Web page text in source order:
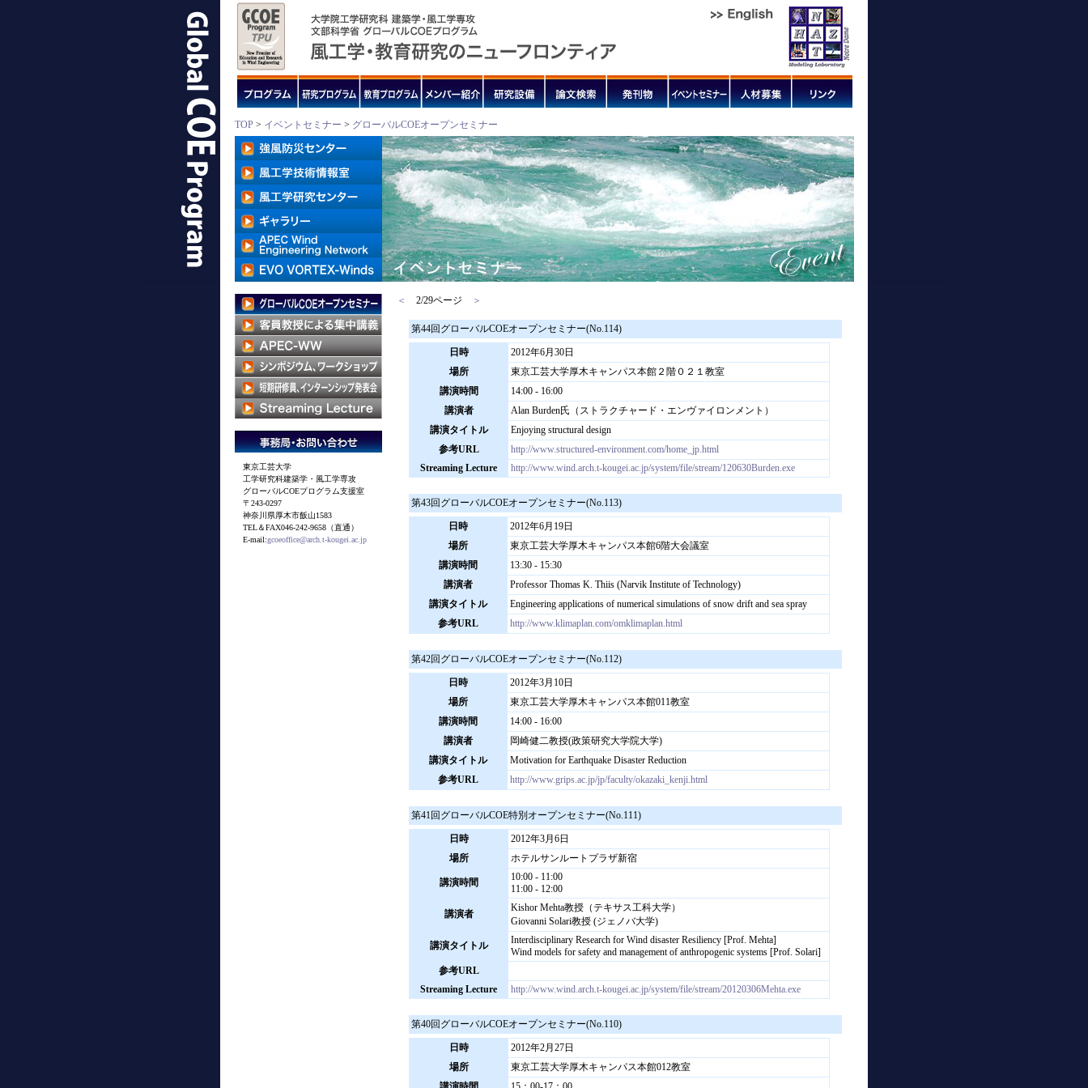
TOP > イベントセミナー > グローバルCOEオープンセミナー
東京工芸大学
工学研究科建築学・風工学専攻
グローバルCOEプログラム支援室
〒243-0297
神奈川県厚木市飯山1583
TEL＆FAX046-242-9658（直通）
E-mail:gcoeoffice@arch.t-kougei.ac.jp
＜ 2/29ページ ＞
第44回グローバルCOEオープンセミナー(No.114)
日時
2012年6月30日
場所
東京工芸大学厚木キャンパス本館２階０２１教室
講演時間
14:00 - 16:00
講演者
Alan Burden氏（ストラクチャード・エンヴァイロンメント）
講演タイトル
Enjoying structural design
参考URL
http://www.structured-environment.com/home_jp.html
Streaming Lecture
http://www.wind.arch.t-kougei.ac.jp/system/file/stream/120630Burden.exe
第43回グローバルCOEオープンセミナー(No.113)
日時
2012年6月19日
場所
東京工芸大学厚木キャンパス本館6階大会議室
講演時間
13:30 - 15:30
講演者
Professor Thomas K. Thiis (Narvik Institute of Technology)
講演タイトル
Engineering applications of numerical simulations of snow drift and sea spray
参考URL
http://www.klimaplan.com/omklimaplan.html
第42回グローバルCOEオープンセミナー(No.112)
日時
2012年3月10日
場所
東京工芸大学厚木キャンパス本館011教室
講演時間
14:00 - 16:00
講演者
岡崎健二教授(政策研究大学院大学)
講演タイトル
Motivation for Earthquake Disaster Reduction
参考URL
http://www.grips.ac.jp/jp/faculty/okazaki_kenji.html
第41回グローバルCOE特別オープンセミナー(No.111)
日時
2012年3月6日
場所
ホテルサンルートプラザ新宿
講演時間
10:00 - 11:00
11:00 - 12:00
講演者
Kishor Mehta教授（テキサス工科大学）
Giovanni Solari教授 (ジェノバ大学)
講演タイトル
Interdisciplinary Research for Wind disaster Resiliency [Prof. Mehta]
Wind models for safety and management of anthropogenic systems [Prof. Solari]
参考URL
Streaming Lecture
http://www.wind.arch.t-kougei.ac.jp/system/file/stream/20120306Mehta.exe
第40回グローバルCOEオープンセミナー(No.110)
日時
2012年2月27日
場所
東京工芸大学厚木キャンパス本館012教室